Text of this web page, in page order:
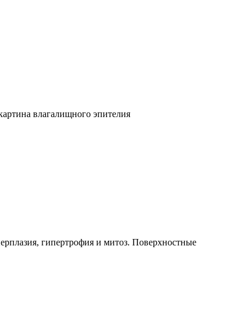
влагалищного эпителия
гипертрофия и митоз. Поверхностные